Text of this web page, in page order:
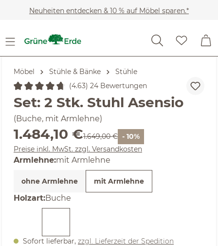
Zum Hauptinhalt springen
Neuheiten entdecken & 10 % auf Möbel sparen.*
Möbel Stühle & Bänke Stühle
Durchschnittliche Bewertung von 4.63 von 5 Sternen
(4.63) 24 Bewertungen
Set: 2 Stk. Stuhl Asensio
(Buche, mit Armlehne)
Verkaufspreis:
1.484,10 €Regulärer Preis:
1.649,00 € - 10%
Preise inkl. MwSt. zzgl. Versandkosten
Armlehneauswählen
:mit Armlehne
ohne Armlehne mit Armlehne
Holzartauswählen
:Buche
Sofort lieferbar, zzgl. Lieferzeit der Spedition